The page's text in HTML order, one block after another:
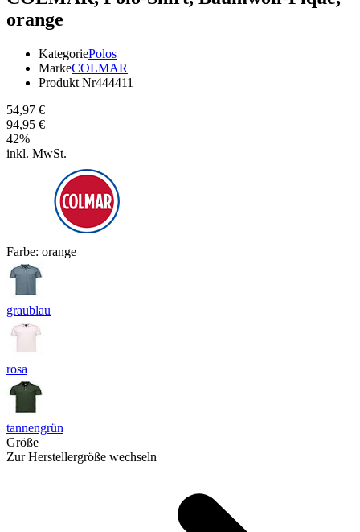
orange
KategoriePolos
MarkeCOLMAR
Produkt Nr444411
54,97 €
94,95 €
42%
inkl. MwSt.
Farbe: orange
graublau
rosa
tannengrün
Größe
Zur Herstellergröße wechseln